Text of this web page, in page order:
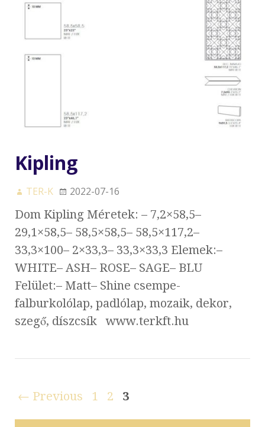
Kipling
TER-K 2022-07-16
Dom Kipling Méretek: – 7,2×58,5–
29,1×58,5– 58,5×58,5– 58,5×117,2–
33,3×100– 2×33,3– 33,3×33,3 Elemek:–
WHITE– ASH– ROSE– SAGE– BLU
Felület:– Matt– Shine csempe-
falburkolólap, padlólap, mozaik, dekor,
szegő, díszcsík www.terkft.hu
← Previous 1 2 3